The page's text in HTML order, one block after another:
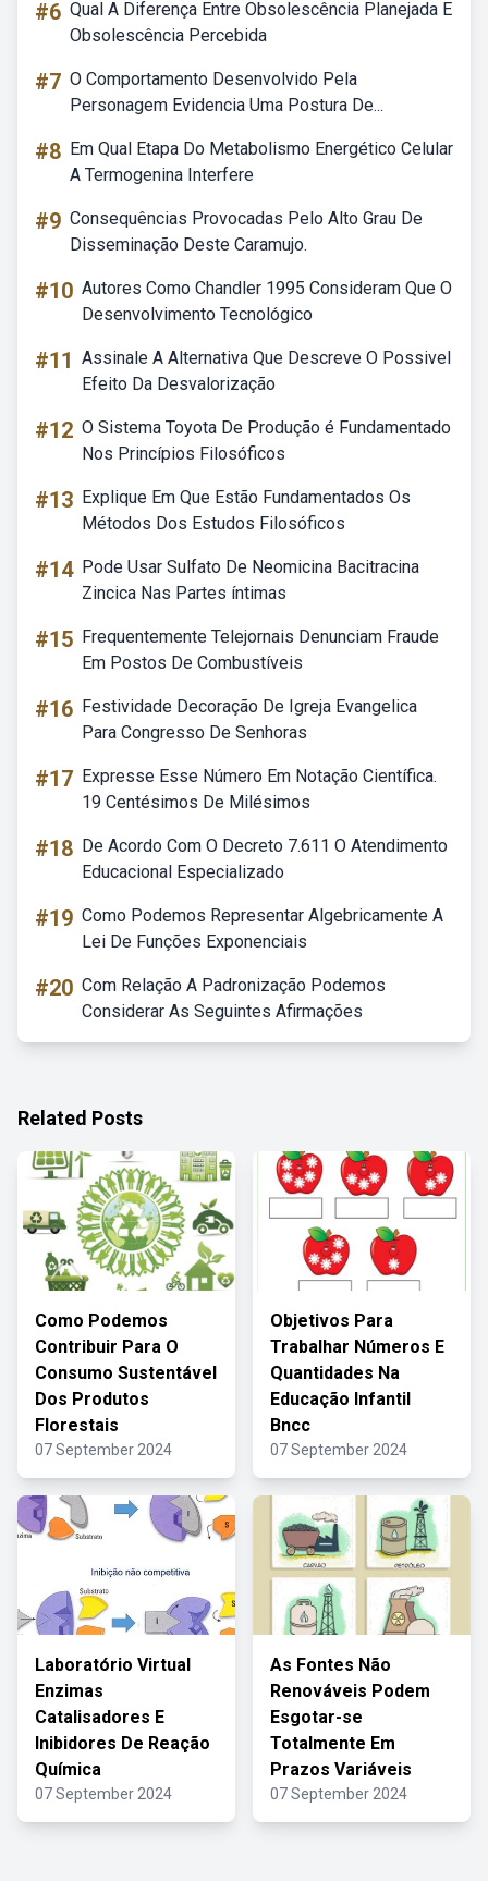
#6 Qual A Diferença Entre Obsolescência Planejada E
Obsolescência Percebida
#7 O Comportamento Desenvolvido Pela
Personagem Evidencia Uma Postura De...
#8 Em Qual Etapa Do Metabolismo Energético Celular
A Termogenina Interfere
#9 Consequências Provocadas Pelo Alto Grau De
Disseminação Deste Caramujo.
#10 Autores Como Chandler 1995 Consideram Que O
Desenvolvimento Tecnológico
#11 Assinale A Alternativa Que Descreve O Possivel
Efeito Da Desvalorização
#12 O Sistema Toyota De Produção é Fundamentado
Nos Princípios Filosóficos
#13 Explique Em Que Estão Fundamentados Os
Métodos Dos Estudos Filosóficos
#14 Pode Usar Sulfato De Neomicina Bacitracina
Zincica Nas Partes íntimas
#15 Frequentemente Telejornais Denunciam Fraude
Em Postos De Combustíveis
#16 Festividade Decoração De Igreja Evangelica
Para Congresso De Senhoras
#17 Expresse Esse Número Em Notação Científica.
19 Centésimos De Milésimos
#18 De Acordo Com O Decreto 7.611 O Atendimento
Educacional Especializado
#19 Como Podemos Representar Algebricamente A
Lei De Funções Exponenciais
#20 Com Relação A Padronização Podemos
Considerar As Seguintes Afirmações
Related Posts
Como Podemos
Contribuir Para O
Consumo Sustentável
Dos Produtos
Florestais
07 September 2024
Objetivos Para
Trabalhar Números E
Quantidades Na
Educação Infantil
Bncc
07 September 2024
Laboratório Virtual
Enzimas
Catalisadores E
Inibidores De Reação
Química
07 September 2024
As Fontes Não
Renováveis Podem
Esgotar-se
Totalmente Em
Prazos Variáveis
07 September 2024